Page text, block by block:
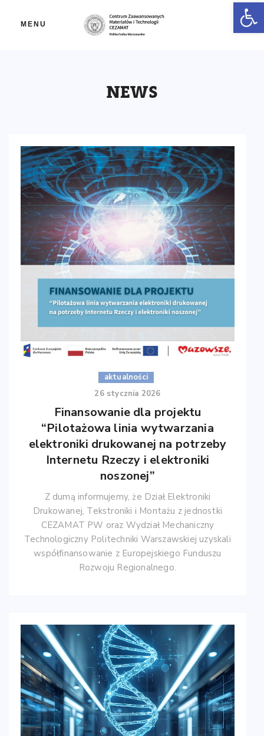
MENU
NEWS
aktualności
26 stycznia 2026
Finansowanie dla projektu
“Pilotażowa linia wytwarzania
elektroniki drukowanej na potrzeby
Internetu Rzeczy i elektroniki
noszonej”
Z dumą informujemy, że Dział Elektroniki
Drukowanej, Tekstroniki i Montażu z jednostki
CEZAMAT PW oraz Wydział Mechaniczny
Technologiczny Politechniki Warszawskiej uzyskali
współfinansowanie z Europejskiego Funduszu
Rozwoju Regionalnego.